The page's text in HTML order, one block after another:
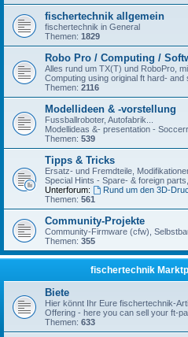
fischertechnik allgemein
fischertechnik in General
Themen: 1829
Robo Pro / Computing /
Alles rund um TX(T) und RoboPro,
Computing using original ft hard- and
Themen: 2116
Modellideen & -vorstellung
Fussballroboter, Autofabrik...
Modellideas &- presentation -
Themen: 539
Tipps & Tricks
Ersatz- und Fremdteile,
Special Hints - Spare- & foreign
Unterforum:
Rund um den 3D-
Themen: 561
Community-Projekte
Community-Firmware (cfw),
Themen: 355
fischertechnik
Biete
Hier könnt Ihr Eure fischertechnik-
Offering - here you can sell your ft-
Themen: 633